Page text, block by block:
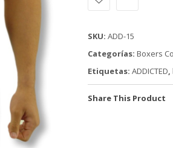
cantidad
SKU: ADD-15
Categorías: Boxers
Etiquetas: ADDICTED,
Share This Product